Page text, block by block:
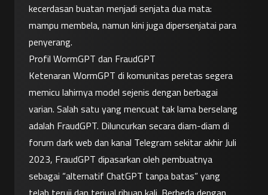
kecerdasan buatan menjadi senjata dua mata:
mampu membela, namun kini juga dipersenjatai para
penyerang.
Profil WormGPT dan FraudGPT
Ketenaran WormGPT di komunitas peretas segera
memicu lahirnya model sejenis dengan berbagai
varian. Salah satu yang mencuat tak lama berselang
adalah FraudGPT. Diluncurkan secara diam-diam di
forum dark web dan kanal Telegram sekitar akhir Juli
2023, FraudGPT dipasarkan oleh pembuatnya
sebagai “alternatif ChatGPT tanpa batas” yang